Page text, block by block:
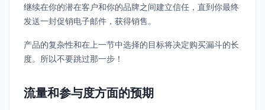
继续在你的潜在客户和你的品牌之间建立信任，直到你最终
发送一封促销电子邮件，获得销售。
产品的复杂性和在上一节中选择的目标将决定购买漏斗的长
度。所以不要跳过那一步！
流量和参与度方面的预期